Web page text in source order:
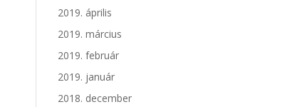
2019. április
2019. március
2019. február
2019. január
2018. december